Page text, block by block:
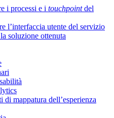
i processi e i touchpointdel
l’interfaccia utente del servizio
soluzione ottenuta
di mappatura dell’esperienza